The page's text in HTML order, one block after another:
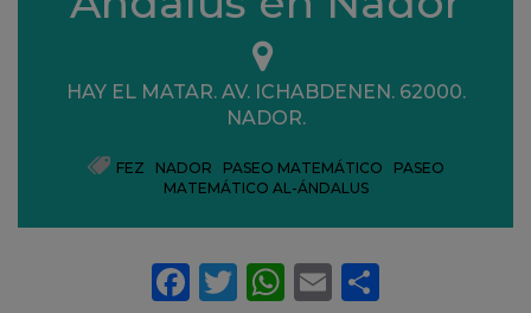
Ubicación
HAY EL MATAR. AV. ICHABDENEN. 62000.
NADOR.
FEZ NADOR PASEO MATEMÁTICO
PASEO
MATEMÁTICO AL-ÁNDALUS